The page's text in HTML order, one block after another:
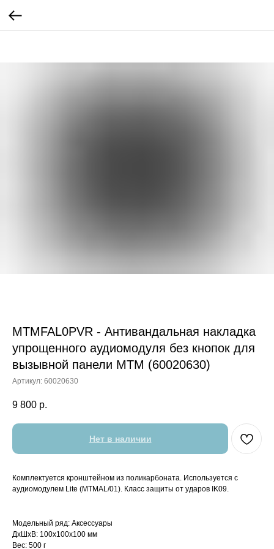
MTMFAL0PVR - Антивандальная накладка
упрощенного аудиомодуля без кнопок для
вызывной панели MTM (60020630)
Артикул: 60020630
9 800 р.
Нет в наличии
Комплектуется кронштейном из поликарбоната. Используется с
аудиомодулем Lite (MTMAL/01). Класс защиты от ударов IK09.
Модельный ряд: Аксессуары
ДxШxВ: 100x100x100 мм
Вес: 500 г